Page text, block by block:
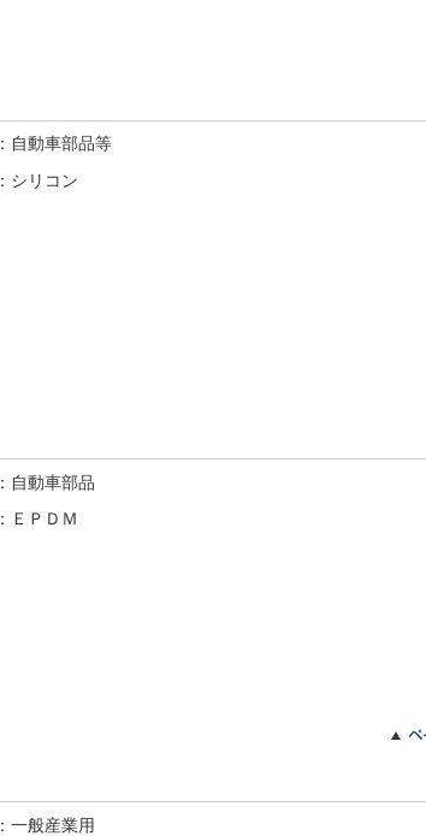
：自動車部品等
：シリコン
：自動車部品
：ＥＰＤＭ
：一般産業用